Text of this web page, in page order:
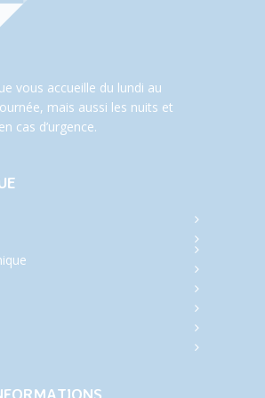
vous accueille du lundi au
mais aussi les nuits et
cas d’urgence.